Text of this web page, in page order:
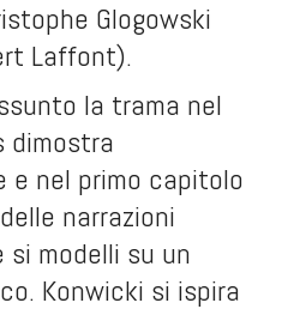
Glogowski
Laffont).
la trama nel
dimostra
e nel primo capitolo
narrazioni
modelli su un
Konwicki si ispira